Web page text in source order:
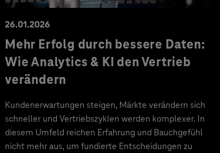
26.01.2026
Mehr Erfolg durch bessere Daten:
Wie Analytics & KI den Vertrieb
verändern
Kundenerwartungen steigen, Märkte verändern sich
schneller und Vertriebszyklen werden komplexer. In
diesem Umfeld reichen Erfahrung und Bauchgefühl
nicht mehr aus, um fundierte Entscheidungen zu